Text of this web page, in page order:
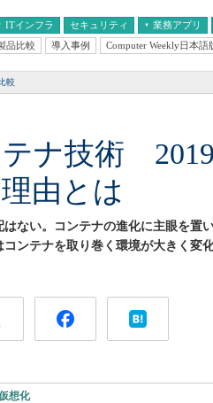
ITインフラ セキュリティ 業務アプリ
ープライズAI
ステム
経営とIT 医療IT
品比較 導入事例 Computer Weekly日本語
較
ナ技術
由とは
ない。コンテナの進化に主眼を置
ンテナを取り巻く環境が大きく変
想化